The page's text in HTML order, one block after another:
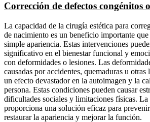
Corrección de defectos congénitos
La capacidad de la cirugía estética para
de nacimiento es un beneficio importante
simple apariencia. Estas intervenciones
significativo en el bienestar funcional y
con deformidades o lesiones. Las
causadas por accidentes, quemaduras u otras
un efecto devastador en la autoimagen y la
persona. Estas condiciones pueden causar
dificultades sociales y limitaciones físicas.
proporciona una solución eficaz para
restaurar la apariencia y mejorar la función.